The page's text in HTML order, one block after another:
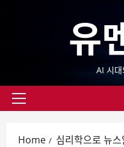
유
AI 시대
Primary
Home
심리학으로 뉴스